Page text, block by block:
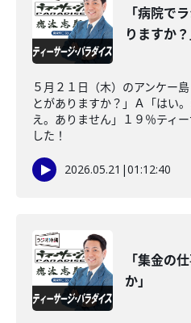
「病院で
りますか？
５月２１日（木）のアンケー
とがありますか？」Ａ「はい
え。ありません」１９％ティ
した！
2026.05.21 |01:12:40
「集金の
か」